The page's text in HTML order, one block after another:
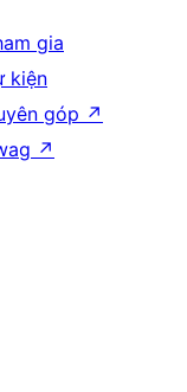
gia
kiện
góp ↗
↗